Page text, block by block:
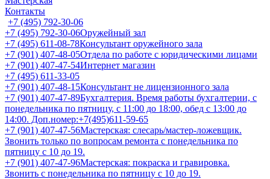
Контакты
+7 (495) 792-30-06
+7 (495) 792-30-06Оружейный зал
+7 (495) 611-08-78Консультант оружейного зала
+7 (901) 407-48-05Отдела по работе с юридическими лицами
+7 (901) 407-47-54Интернет магазин
+7 (495) 611-33-05
+7 (901) 407-48-15Консультант не лицензионного зала
+7 (901) 407-47-89Бухгалтерия. Время работы бухгалтерии, с
понедельника по пятницу, с 11:00 до 18:00, обед с 13:00 до
14:00. Доп.номер:+7(495)611-59-65
+7 (901) 407-47-56Мастерская: слесарь/мастер-ложевщик.
Звонить только по вопросам ремонта с понедельника по
пятницу с 10 до 19.
+7 (901) 407-47-96Мастерская: покраска и гравировка.
Звонить с понедельника по пятницу с 10 до 19.